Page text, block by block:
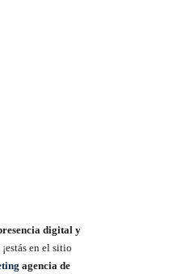
digital y
, ¡estás en el sitio
agencia de